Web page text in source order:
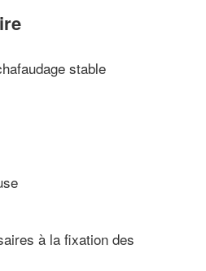
stable
à la fixation des